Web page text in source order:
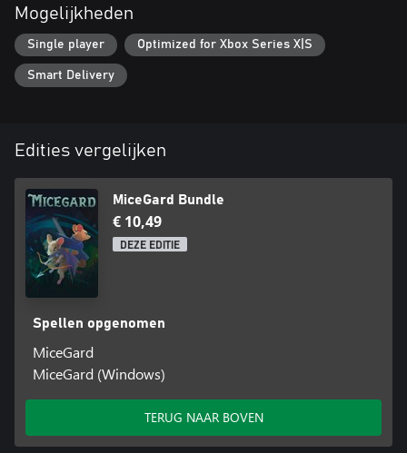
Mogelijkheden
Single player Optimized for Xbox Series X|S
Smart Delivery
Edities vergelijken
MiceGard Bundle
€ 10,49
DEZE EDITIE
Spellen opgenomen
MiceGard
MiceGard (Windows)
TERUG NAAR BOVEN